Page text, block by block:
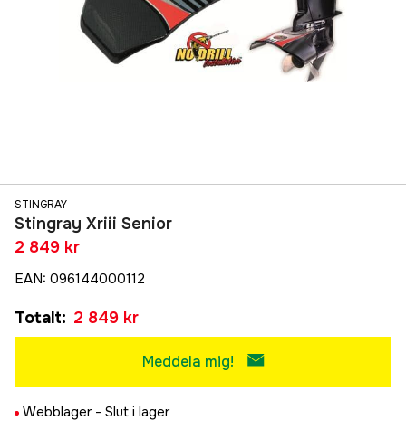
STINGRAY
Stingray Xriii Senior
2 849 kr
EAN: 096144000112
Totalt: 2 849 kr
Meddela mig!
Webblager - Slut i lager